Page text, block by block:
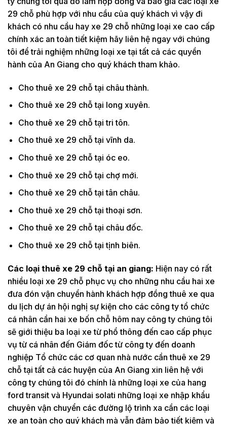
29 chỗ phù hợp với nhu cầu của quý khách vì vậy đi
khách có nhu cầu hay xe 29 chỗ những loại xe cao cấp
chính xác an toàn tiết kiệm hãy liên hệ ngay với chúng
tôi để trải nghiệm những loại xe tại tất cả các quyền
hành của An Giang cho quý khách tham khảo.
Cho thuê xe 29 chỗ tại châu thành.
Cho thuê xe 29 chỗ tại long xuyên.
Cho thuê xe 29 chỗ tại tri tôn.
Cho thuê xe 29 chỗ tại vĩnh da.
Cho thuê xe 29 chỗ tại óc eo.
Cho thuê xe 29 chỗ tại chợ mới.
Cho thuê xe 29 chỗ tại tân châu.
Cho thuê xe 29 chỗ tại thoại sơn.
Cho thuê xe 29 chỗ tại châu đốc.
Cho thuê xe 29 chỗ tại tịnh biên.
Các loại thuê xe 29 chỗ tại an giang: Hiện nay có rất
nhiều loại xe 29 chỗ phục vụ cho những nhu cầu hai xe
đưa đón vận chuyển hành khách hợp đồng thuê xe qua
du lịch dự án hội nghị sự kiện cho các công ty tổ chức
cá nhân cần hai xe bốn chỗ hôm nay công ty chúng tôi
sẽ giới thiệu ba loại xe từ phổ thông đến cao cấp phục
vụ từ cá nhân đến Giám đốc từ công ty đến doanh
nghiệp Tổ chức các cơ quan nhà nước cần thuê xe 29
chỗ tại tất cả các huyện của An Giang xin liên hệ với
công ty chúng tôi đó chính là những loại xe của hang
ford transit và Hyundai solati những loại xe nhập khẩu
chuyên vận chuyển các đường lộ trình xa cần các loại
xe an toàn cho quý khách mà vẫn đảm bảo tiết kiệm và